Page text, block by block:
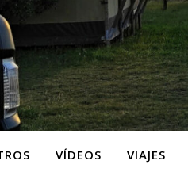
VÍDEOS VIAJES